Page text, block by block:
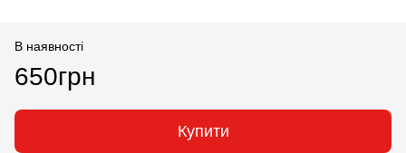
В наявності
650грн
Купити